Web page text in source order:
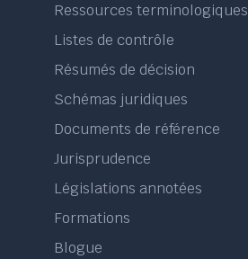
Ressources terminologiques
Listes de contrôle
Résumés de décision
Schémas juridiques
Documents de référence
Jurisprudence
Législations annotées
Formations
Blogue